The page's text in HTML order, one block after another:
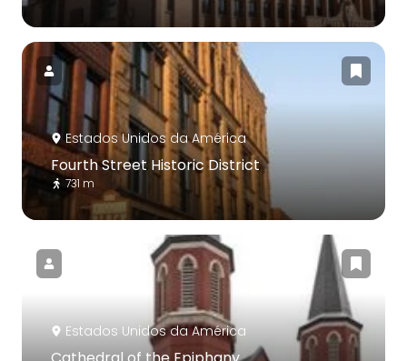
Estados Unidos da América
Fourth Street Historic District
731 m
Estados Unidos da América